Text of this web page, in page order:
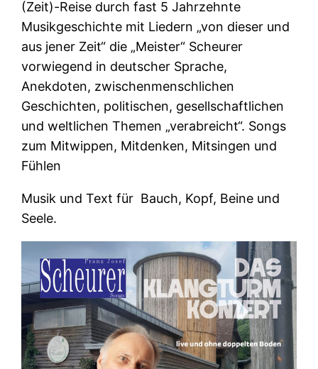
(Zeit)-Reise durch fast 5 Jahrzehnte
Musikgeschichte mit Liedern „von dieser und
aus jener Zeit“ die „Meister“ Scheurer
vorwiegend in deutscher Sprache,
Anekdoten, zwischenmenschlichen
Geschichten, politischen, gesellschaftlichen
und weltlichen Themen „verabreicht“. Songs
zum Mitwippen, Mitdenken, Mitsingen und
Fühlen
Musik und Text für Bauch, Kopf, Beine und
Seele.